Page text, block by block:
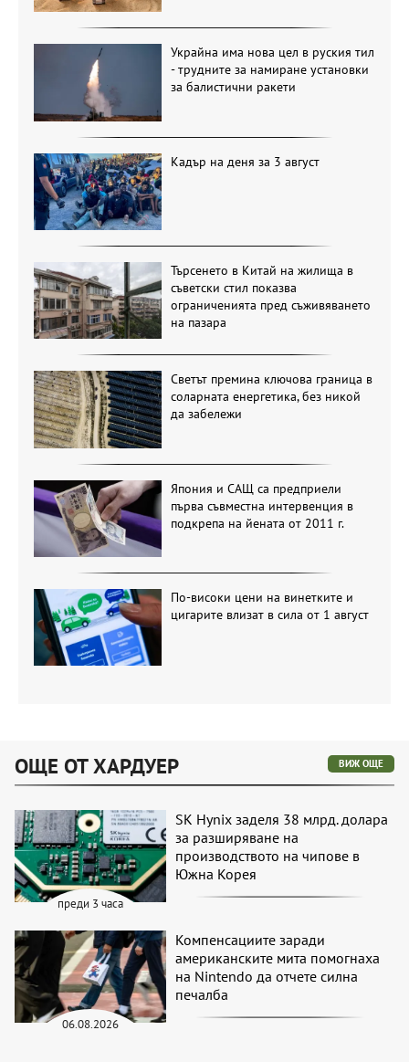
Украйна има нова цел в руския тил
- трудните за намиране установки
за балистични ракети
Кадър на деня за 3 август
Търсенето в Китай на жилища в
съветски стил показва
ограниченията пред съживяването
на пазара
Светът премина ключова граница в
соларната енергетика, без никой
да забележи
Япония и САЩ са предприели
първа съвместна интервенция в
подкрепа на йената от 2011 г.
По-високи цени на винетките и
цигарите влизат в сила от 1 август
ОЩЕ ОТ ХАРДУЕР ВИЖ ОЩЕ
преди 3 часа
SK Hynix заделя 38 млрд. долара
за разширяване на
производството на чипове в
Южна Корея
06.08.2026
Компенсациите заради
американските мита помогнаха
на Nintendo да отчете силна
печалба